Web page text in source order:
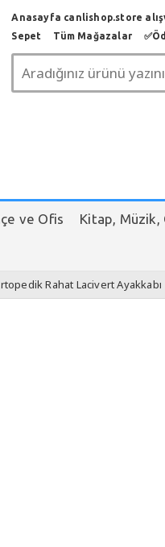
Anasayfa canlishop.store
Sepet
Tüm Mağazalar
ve Ofis Kitap, Müzik,
Rahat Lacivert Ayakkabı